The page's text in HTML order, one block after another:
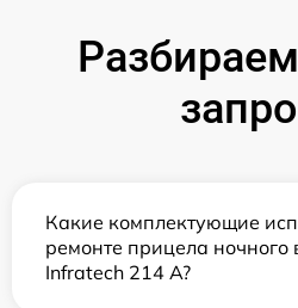
Какие комплектующие
ремонте прицела ночного
Infratech 214 А?